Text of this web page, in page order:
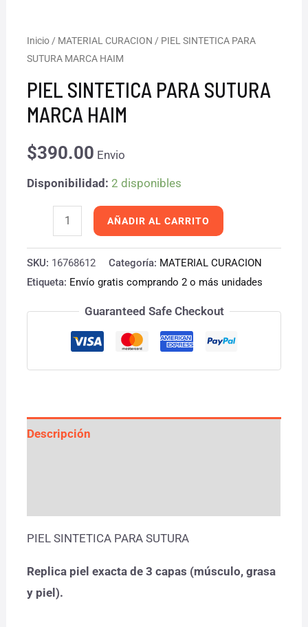
Inicio / MATERIAL CURACION / PIEL SINTETICA PARA
SUTURA MARCA HAIM
PIEL SINTETICA PARA SUTURA
MARCA HAIM
$390.00 Envio
Disponibilidad: 2 disponibles
PIEL
SINTETICA
PARA
SUTURA
MARCA
HAIM
AÑADIR AL CARRITO
SKU: 16768612 Categoría: MATERIAL CURACION
Etiqueta: Envío gratis comprando 2 o más unidades
Guaranteed Safe Checkout
Descripción
PIEL SINTETICA PARA SUTURA
Replica piel exacta de 3 capas (músculo, grasa
y piel).